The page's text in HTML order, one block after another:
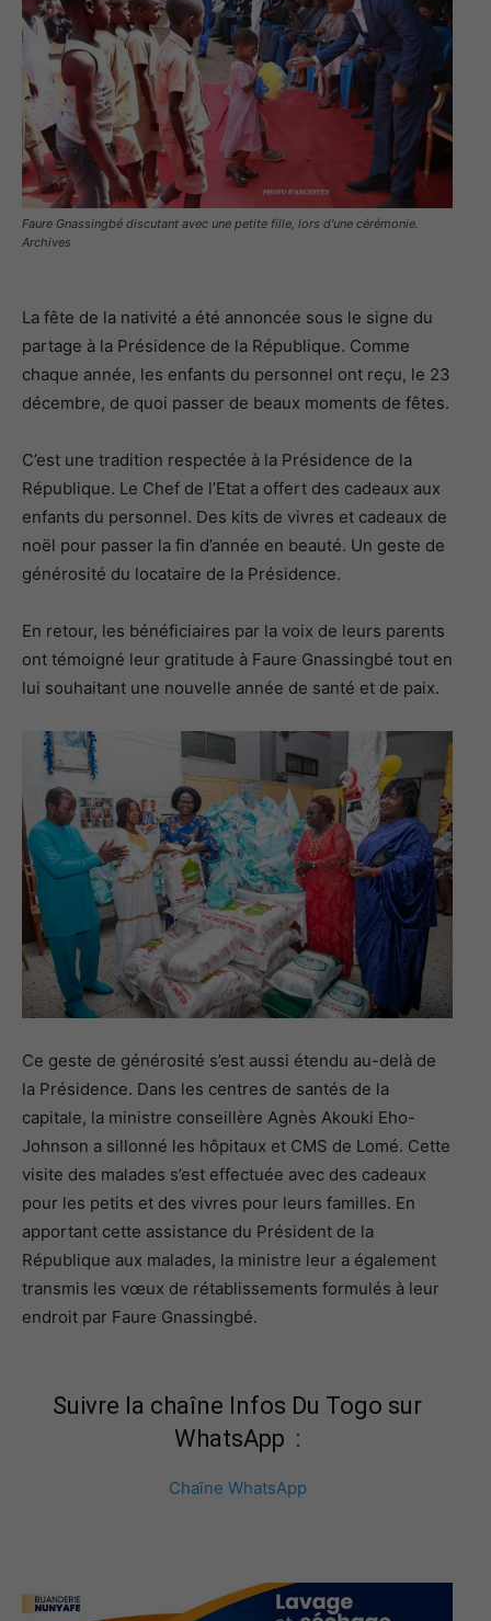
Faure Gnassingbé discutant avec une petite fille, lors d'une cérémonie.
Archives
La fête de la nativité a été annoncée sous le signe du
partage à la Présidence de la République. Comme
chaque année, les enfants du personnel ont reçu, le 23
décembre, de quoi passer de beaux moments de fêtes.
C’est une tradition respectée à la Présidence de la
République. Le Chef de l’Etat a offert des cadeaux aux
enfants du personnel. Des kits de vivres et cadeaux de
noël pour passer la fin d’année en beauté. Un geste de
générosité du locataire de la Présidence.
En retour, les bénéficiaires par la voix de leurs parents
ont témoigné leur gratitude à Faure Gnassingbé tout en
lui souhaitant une nouvelle année de santé et de paix.
Ce geste de générosité s’est aussi étendu au-delà de
la Présidence. Dans les centres de santés de la
capitale, la ministre conseillère Agnès Akouki Eho-
Johnson a sillonné les hôpitaux et CMS de Lomé. Cette
visite des malades s’est effectuée avec des cadeaux
pour les petits et des vivres pour leurs familles. En
apportant cette assistance du Président de la
République aux malades, la ministre leur a également
transmis les vœux de rétablissements formulés à leur
endroit par Faure Gnassingbé.
Suivre la chaîne Infos Du Togo sur
WhatsApp :
Chaîne WhatsApp